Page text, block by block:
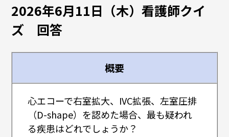
2026年6月11日（木）看護師クイ
ズ 回答
概要
心エコーで右室拡大、IVC拡張、左室圧排
（D-shape）を認めた場合、最も疑われ
る疾患はどれでしょうか？